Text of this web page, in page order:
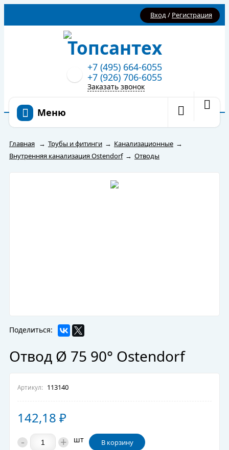
Вход/ Регистрация
+7 (495) 664-6055
+7 (926) 706-6055
Заказать звонок
Меню
Главная → Трубы и фитинги → Канализационные →
Внутренняя канализация Ostendorf → Отводы
Поделиться:
Отвод Ø 75 90° Ostendorf
Артикул: 113140
142,18 ₽
- + шт В корзину